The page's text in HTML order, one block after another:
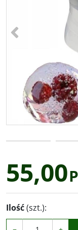
<
55,00
Ilość(szt.):